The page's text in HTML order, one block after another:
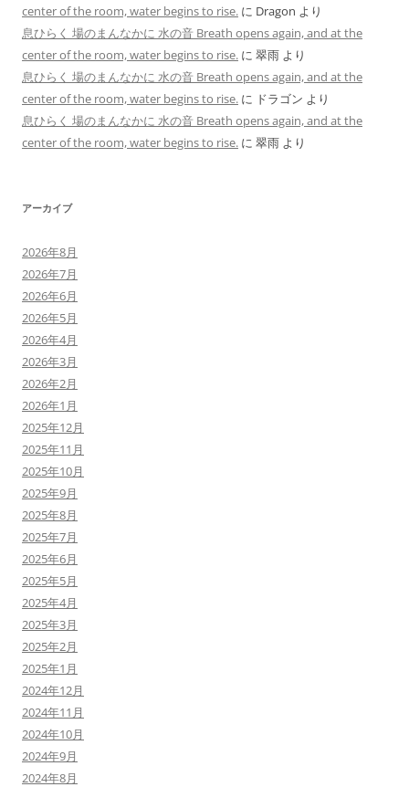
center of the room, water begins to rise. に Dragon より
息ひらく 場のまんなかに 水の音 Breath opens again, and at the
center of the room, water begins to rise. に 翠雨 より
息ひらく 場のまんなかに 水の音 Breath opens again, and at the
center of the room, water begins to rise. に ドラゴン より
息ひらく 場のまんなかに 水の音 Breath opens again, and at the
center of the room, water begins to rise. に 翠雨 より
アーカイブ
2026年8月
2026年7月
2026年6月
2026年5月
2026年4月
2026年3月
2026年2月
2026年1月
2025年12月
2025年11月
2025年10月
2025年9月
2025年8月
2025年7月
2025年6月
2025年5月
2025年4月
2025年3月
2025年2月
2025年1月
2024年12月
2024年11月
2024年10月
2024年9月
2024年8月